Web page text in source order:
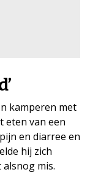
kamperen met
eten van een
en diarree en
hij zich
mis.